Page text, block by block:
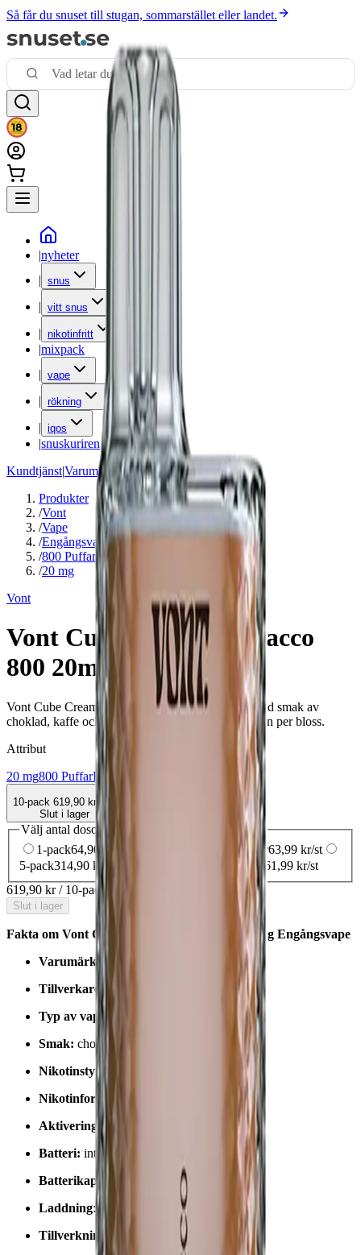
Så får du snuset till stugan, sommarstället eller landet.
|nyheter
| snus
| vitt snus
| nikotinfritt
|mixpack
| vape
| rökning
| iqos
|snuskuriren
Kundtjänst|Varumärken
Produkter
/Vont
/Vape
/Engångsvape
/800 Puffar
/20 mg
Vont
Vont Cube Creamy Tobacco
800 20mg
Vont Cube Creamy Tobacco är en engångsvape med smak av
choklad, kaffe och tobak. Innehåller 0,05 mg nikotin per bloss.
Attribut
20 mg800 PuffarEngångsvape
10-pack 619,90 kr
Slut i lager
Välj antal dosor
1-pack64,90 kr 191,97 kr63,99 kr/st
5-pack314,90 kr62,98 kr 619,90 kr 61,99 kr/st
619,90 kr / 10-pack
Slut i lager
Fakta om Vont Cube Creamy Tobacco 800 20mg Engångsvape
Varumärke:
Tillverkare / leverantör:
Typ av vape: engångsvape
Smak: choklad, kaffe & tobak
Nikotinstyrka
Nikotinformat:
Aktivering: vid första inhalering
Batteri: integrerat
Batterikapacitet:
550 mAh
Laddning: ej uppladdningsbart
Tillverkningsland: